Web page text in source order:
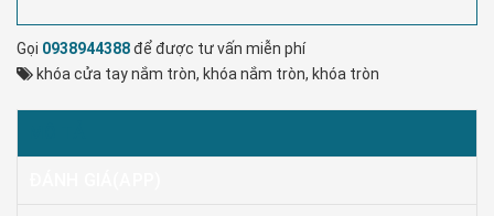
Gọi 0938944388để được tư vấn miễn phí
khóa cửa tay nắm tròn, khóa nắm tròn, khóa tròn